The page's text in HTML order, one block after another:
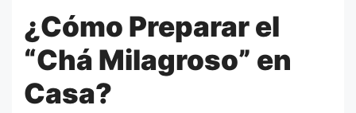
¿Cómo Preparar el
“Chá Milagroso” en
Casa?